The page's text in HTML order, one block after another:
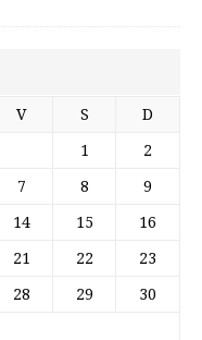
V S D
1 2
7 8 9
14 15 16
21 22 23
28 29 30